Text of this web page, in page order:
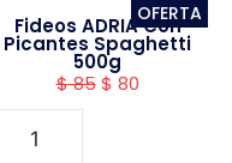
OFERTA
Fideos ADRIA Con
Picantes Spaghetti
500g
$85 $ 80